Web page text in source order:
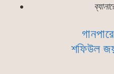
শফিউল জয়